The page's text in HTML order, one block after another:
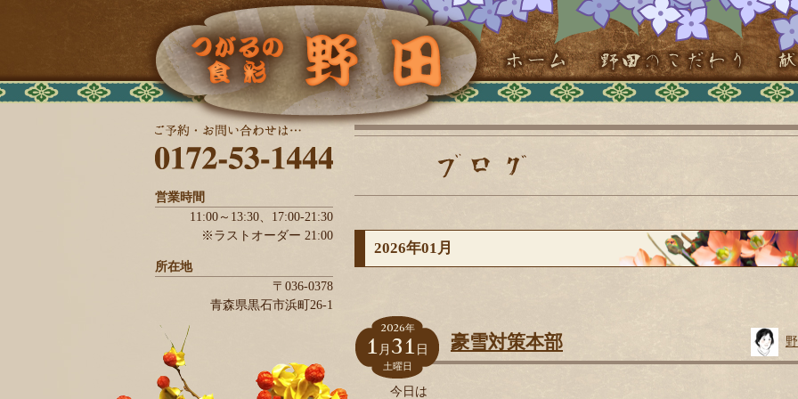
営業時間
11:00～13:30、 17:00-21:30
※ラストオーダー 21:00
所在地
〒036-0378
青森県黒石市浜町26-1
2026年01月
2026年
1 月 31 日
土曜日
豪雪対策本部
今日は